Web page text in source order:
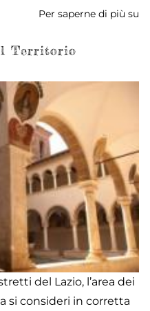
Per saperne di più su
Territorio
del Lazio, l’area dei
si consideri in corretta